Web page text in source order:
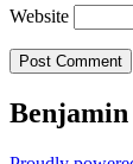
Website
Benjamin